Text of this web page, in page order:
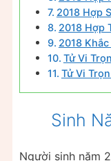
2018 Hợp
2018 Hợp
2018
Tử Vi
Tử Vi
Sinh
Người sinh năm